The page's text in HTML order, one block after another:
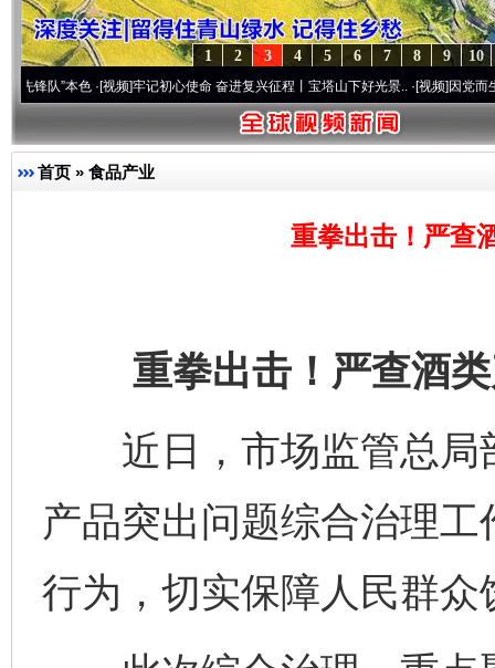
10
9
8
7
6
5
4
3
2
1
色·[视频]牢记初心使命 奋进复兴征程丨宝塔山下好光景..·[视频]因党而生 为党而
首页 » 食品产业
重拳出击！严查
重拳出击！严查酒类
近日，市场监管总局
产品突出问题综合治理
行为，切实保障人民群